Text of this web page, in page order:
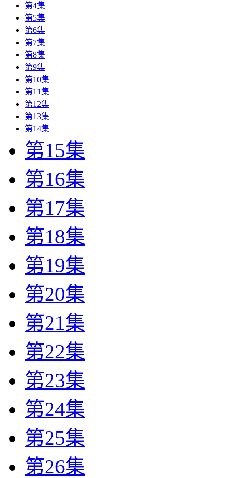
第4集
第5集
第6集
第7集
第8集
第9集
第10集
第11集
第12集
第13集
第14集
第15集
第16集
第17集
第18集
第19集
第20集
第21集
第22集
第23集
第24集
第25集
第26集